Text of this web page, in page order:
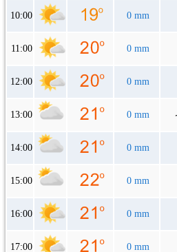
10:00 0 mm
11:00 0 mm
12:00 0 mm
13:00 0 mm
14:00 0 mm
15:00 0 mm
16:00 0 mm
17:00 0 mm